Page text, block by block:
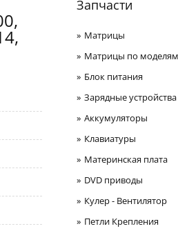
Запчасти
Матрицы
Матрицы по моделям
Блок питания
Зарядные
Аккумуляторы
Клавиатуры
Материнская плата
DVD приводы
Кулер - Вентилятор
Петли Крепления